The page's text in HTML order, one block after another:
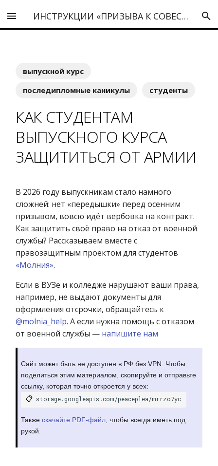
ИНСТРУКЦИИ «ПРИЗЫВА К СОВЕСТИ»
выпускной курс
последипломные каникулы
студенты
КАК СТУДЕНТАМ
ВЫПУСКНОГО КУРСА
ЗАЩИТИТЬСЯ ОТ АРМИИ
В 2026 году выпускникам стало намного
сложней: нет «передышки» перед осенним
призывом, вовсю идёт вербовка на контракт.
Как защитить своё право на отказ от военной
службы? Рассказываем вместе с
правозащитным проектом для студентов
«Молния».
Если в ВУЗе и колледже нарушают ваши права,
например, не выдают документы для
оформления отсрочки, обращайтесь к
@molnia_help. А если нужна помощь с отказом
от военной службы — напишите нам
Сайт может быть не доступен в РФ без VPN. Чтобы
поделиться этим материалом, скопируйте и отправьте
ссылку, которая точно откроется у всех:
📋 storage.googleapis.com/peaceplea/mrrzo7yc
Такжескачайте PDF-файл , чтобы всегда иметь под
рукой.